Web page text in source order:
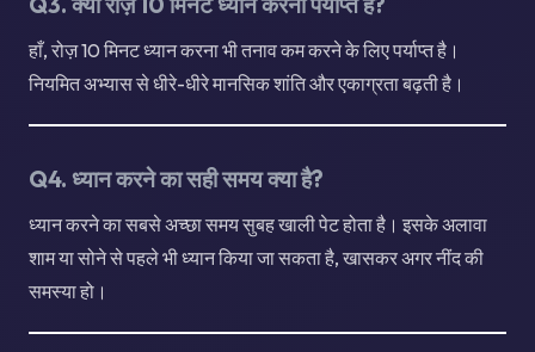
हाँ, रोज़ 10 मिनट ध्यान करना भी तनाव कम करने के लिए पर्याप्त है।
नियमित अभ्यास से धीरे-धीरे मानसिक शांति और एकाग्रता बढ़ती है।
Q4. ध्यान करने का सही समय क्या है?
ध्यान करने का सबसे अच्छा समय सुबह खाली पेट होता है। इसके अलावा
शाम या सोने से पहले भी ध्यान किया जा सकता है, खासकर अगर नींद की
समस्या हो।